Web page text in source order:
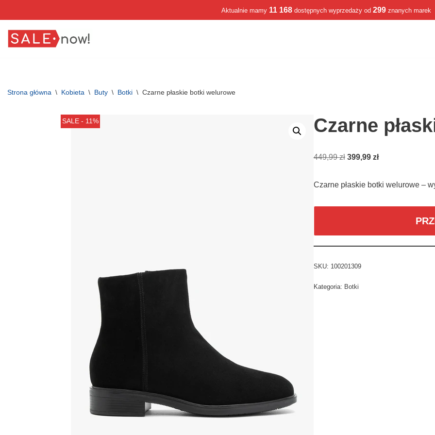
do
Aktualnie mamy 11 168 dostępnych wyprzedaży od 299 znanych marek
Strona główna \ Kobieta \ Buty \ Botki \ Czarne płaskie botki welurowe
SALE - 11% Czarne
449,99zł 399,99 zł
Czarne płaskie botki welurowe –
SKU: 100201309
Kategoria: Botki